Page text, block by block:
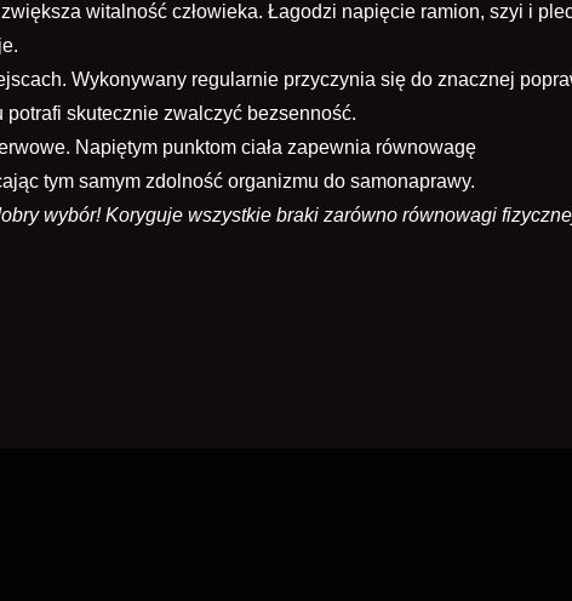
witalność człowieka. Łagodzi napięcie ramion, szyi i
Wykonywany regularnie przyczynia się do znacznej
skutecznie zwalczyć bezsenność.
Napiętym punktom ciała zapewnia równowagę
tym samym zdolność organizmu do samonaprawy.
wybór! Koryguje wszystkie braki zarówno równowagi